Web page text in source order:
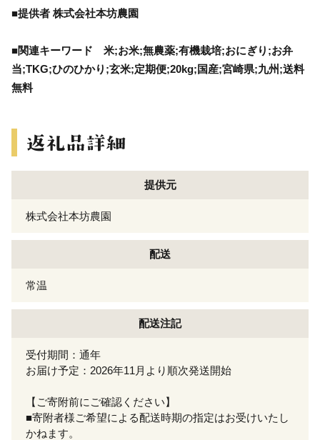
■提供者 株式会社本坊農園
■関連キーワード 米;お米;無農薬;有機栽培;おにぎり;お弁
当;TKG;ひのひかり;玄米;定期便;20kg;国産;宮崎県;九州;送料
無料
提供元
株式会社本坊農園
配送
常温
配送注記
受付期間：通年
お届け予定：2026年11月より順次発送開始
【ご寄附前にご確認ください】
■寄附者様ご希望による配送時期の指定はお受けいたし
かねます。